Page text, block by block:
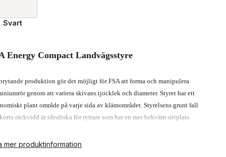
Svart
Energy Compact Landvägsstyre
produktion gör det möjligt för FSA att forma och manipulera
genom att variera skivans tjocklek och diameter. Styret har ett
plant område på varje sida av klämområdet. Styrelsens grunt fall
räckvidd är idealiska för ryttare som har en mer bekväm sittplats.
mer produktinformation